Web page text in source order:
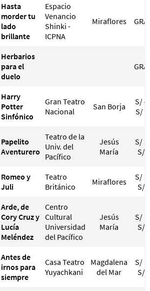
Hasta
morder tu
lado
brillante
Espacio
Venancio
Shinki -
ICPNA
Miraflores
Herbarios
para el
duelo
Harry
Potter
Sinfónico
Gran Teatro
Nacional
San Borja
S/
S/
Papelito
Aventurero
Teatro de la
Univ. del
Pacífico
Jesús
María
S/
S/
Romeo y
Juli
Teatro
Británico
Miraflores
S/
S/
Arde, de
Cory Cruz y
Lucía
Meléndez
Centro
Cultural
Universidad
del Pacífico
Jesús
María
S/
S/
Antes de
irnos para
siempre
Casa Teatro
Yuyachkani
Magdalena
del Mar
S/
S/